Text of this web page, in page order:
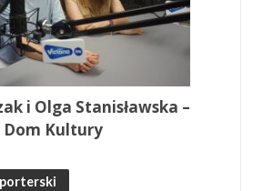
i Olga Stanisławska –
Kultury